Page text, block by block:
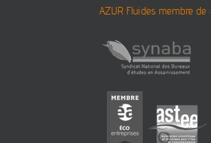
AZUR Fluides membre de :